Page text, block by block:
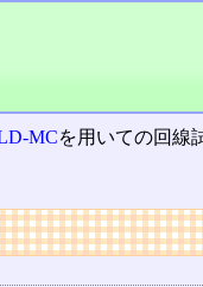
MCを用いての回線